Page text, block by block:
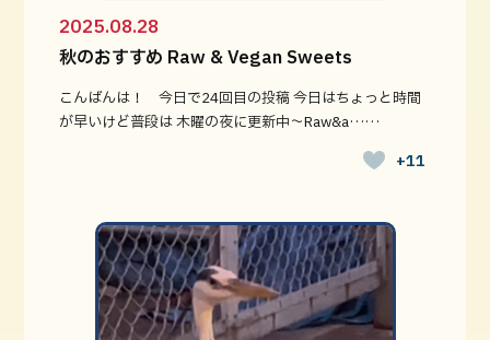
2025.08.28
秋のおすすめ Raw & Vegan Sweets
こんばんは！ 今日で24回目の投稿 今日はちょっと時間
が早いけど普段は 木曜の夜に更新中〜Raw&a……
+11